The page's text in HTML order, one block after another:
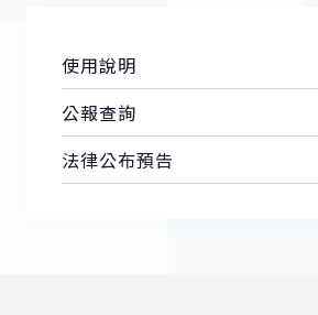
使用說明
公報查詢
法律公布預告